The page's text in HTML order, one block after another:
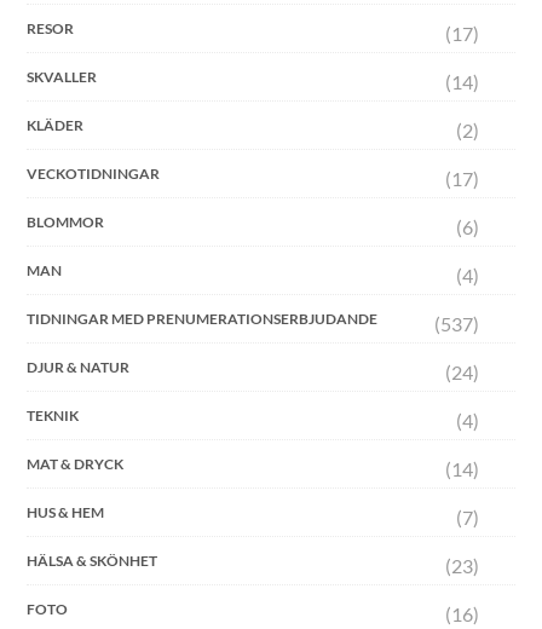
RESOR (17)
SKVALLER (14)
KLÄDER (2)
VECKOTIDNINGAR (17)
BLOMMOR (6)
MAN (4)
TIDNINGAR MED PRENUMERATIONSERBJUDANDE (537)
DJUR & NATUR (24)
TEKNIK (4)
MAT & DRYCK (14)
HUS & HEM (7)
HÄLSA & SKÖNHET (23)
FOTO (16)